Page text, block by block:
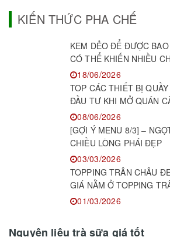
CÔNG THỨC PHA CHẾ
19/07/2024
KIẾN THỨC PHA CHẾ
KEM DẺO ĐỂ ĐƯỢC BAO
CÓ THỂ KHIẾN NHIỀU
18/06/2026
ĐẦU TƯ KHI MỞ QUÁN